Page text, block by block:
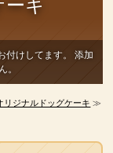
キ
けしてます。
添加
。
リジナルドッグケーキ ≫